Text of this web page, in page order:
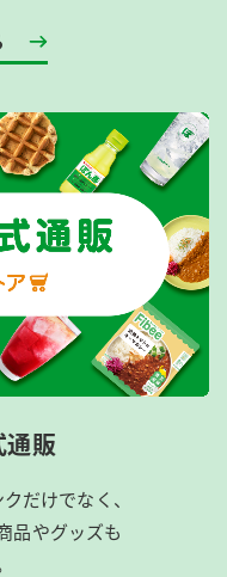
通販
だけでなく、
品やグッズも